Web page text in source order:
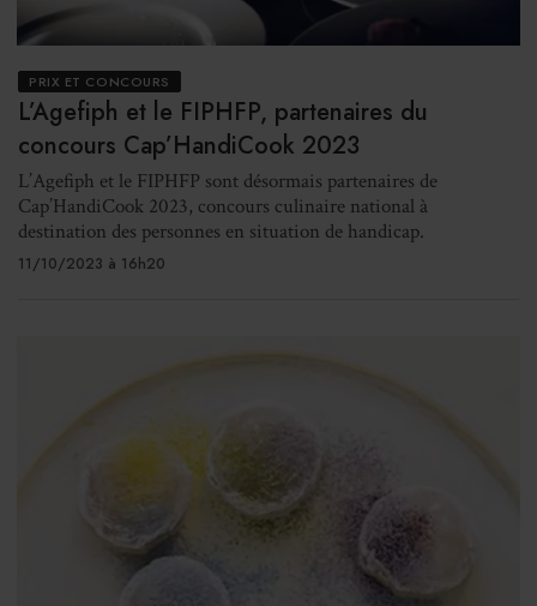
PRIX ET CONCOURS
L’Agefiph et le FIPHFP, partenaires du
concours Cap’HandiCook 2023
L’Agefiph et le FIPHFP sont désormais partenaires de
Cap’HandiCook 2023, concours culinaire national à
destination des personnes en situation de handicap.
11/10/2023 à 16h20